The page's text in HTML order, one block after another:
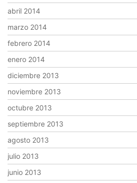
abril 2014
marzo 2014
febrero 2014
enero 2014
diciembre 2013
noviembre 2013
octubre 2013
septiembre 2013
agosto 2013
julio 2013
junio 2013